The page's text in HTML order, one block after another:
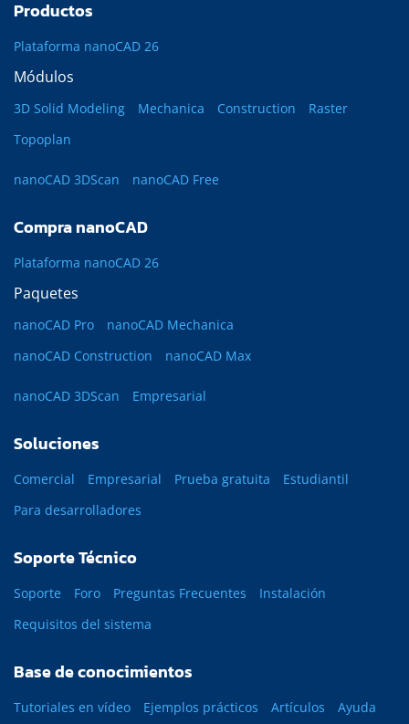
Productos
Plataforma nanoCAD 26
Módulos
3D Solid Modeling Mechanica Construction
Raster
Topoplan
nanoCAD 3DScan nanoCAD Free
Compra nanoCAD
Plataforma nanoCAD 26
Paquetes
nanoCAD Pro
nanoCAD Mechanica
nanoCAD Construction
nanoCAD Max
nanoCAD 3DScan Empresarial
Soluciones
Comercial Empresarial Prueba gratuita
Estudiantil
Para desarrolladores
Soporte Técnico
Soporte Foro Preguntas Frecuentes
Instalación
Requisitos del sistema
Base de conocimientos
Tutoriales en vídeo Ejemplos prácticos Artículos Ayuda